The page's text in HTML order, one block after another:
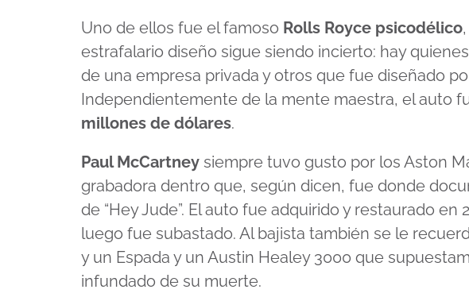
Uno de ellos fue el famoso Rolls Royce psicodélico
estrafalario diseño sigue siendo incierto: hay
de una empresa privada y otros que fue diseñado
Independientemente de la mente maestra, el auto
millones de dólares.
Paul McCartney siempre tuvo gusto por los Aston
grabadora dentro que, según dicen, fue donde
de “Hey Jude”. El auto fue adquirido y restaurado en
luego fue subastado. Al bajista también se le
y un Espada y un Austin Healey 3000 que
infundado de su muerte.